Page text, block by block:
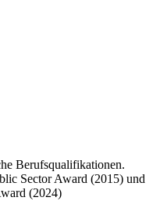
Berufsqualifikationen.
Sector Award (2015) und
(2024)